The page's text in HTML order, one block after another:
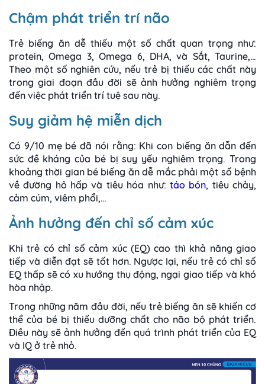
Chậm phát triển trí não
Trẻ biếng ăn dễ thiếu một số chất quan trọng như:
protein, Omega 3, Omega 6, DHA, và Sắt, Taurine,…
Theo một số nghiên cứu, nếu trẻ bị thiếu các chất này
trong giai đoạn đầu đời sẽ ảnh hưởng nghiêm trọng
đến việc phát triển trí tuệ sau này.
Suy giảm hệ miễn dịch
Có 9/10 mẹ bé đã nói rằng: Khi con biếng ăn dẫn đến
sức đề kháng của bé bị suy yếu nghiêm trọng. Trong
khoảng thời gian bé biếng ăn dễ mắc phải một số bệnh
về đường hô hấp và tiêu hóa như: táo bón, tiêu chảy,
cảm cúm, viêm phổi,…
Ảnh hưởng đến chỉ số cảm xúc
Khi trẻ có chỉ số cảm xúc (EQ) cao thì khả năng giao
tiếp và diễn đạt sẽ tốt hơn. Ngược lại, nếu trẻ có chỉ số
EQ thấp sẽ có xu hướng thụ động, ngại giao tiếp và khó
hòa nhập.
Trong những năm đầu đời, nếu trẻ biếng ăn sẽ khiến cơ
thể của bé bị thiếu dưỡng chất cho não bộ phát triển.
Điều này sẽ ảnh hưởng đến quá trình phát triển của EQ
và IQ ở trẻ nhỏ.